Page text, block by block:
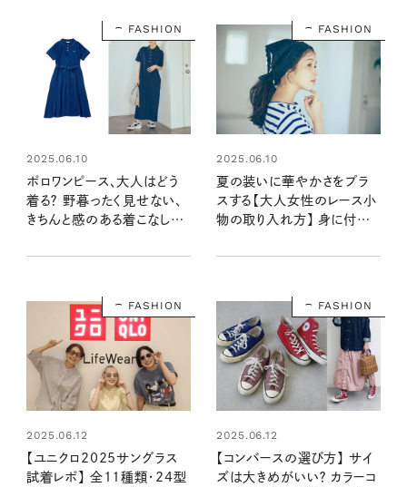
FASHION
2025.06.10
ポロワンピース、大人はどう
着る？ 野暮ったく見せない、
きちんと感のある着こなしテ
FASHION
2025.06.10
夏の装いに華やかさをプラ
スする【大人女性のレース小
物の取り入れ方】 身に付け
FASHION
2025.06.12
【ユニクロ2025サングラス
試着レポ】 全11種類・24型
FASHION
2025.06.12
【コンバースの選び方】 サイ
ズは大きめがいい？ カラーコ